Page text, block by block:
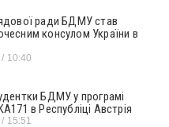
ради БДМУ став
консулом України в
10:40
БДМУ у програмі
в Республіці Австрія
15:51